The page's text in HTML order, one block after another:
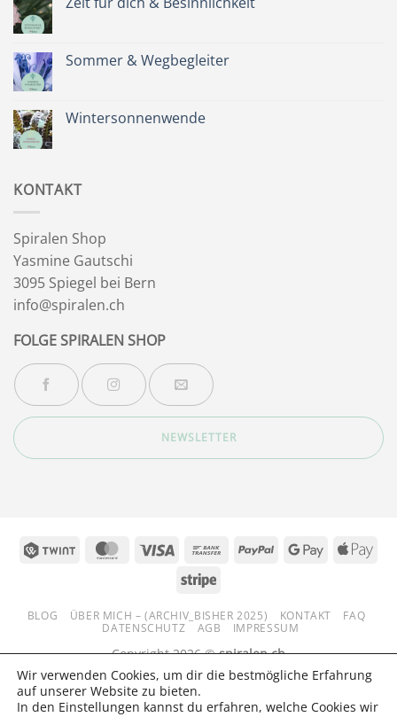
&
Zeit
für
Sommer & Wegbegleiter
Sommer
&
Wintersonnenwende
KONTAKT
Spiralen Shop
Yasmine Gautschi
3095 Spiegel bei Bern
info@spiralen.ch
FOLGE SPIRALEN SHOP
NEWSLETTER
Twint MasterCard
Visa
Bank
PayPal
Google
Stripe
BLOG ÜBER MICH – (ARCHIV_BISHER 2025) KONTAKT
FAQ
DATENSCHUTZ
AGB IMPRESSUM
Copyright 2026 ©spiralen.ch
Wir verwenden Cookies, um dir die bestmögliche Erfahrung
auf unserer Website zu bieten.
In den Einstellungen kannst du erfahren, welche Cookies wir